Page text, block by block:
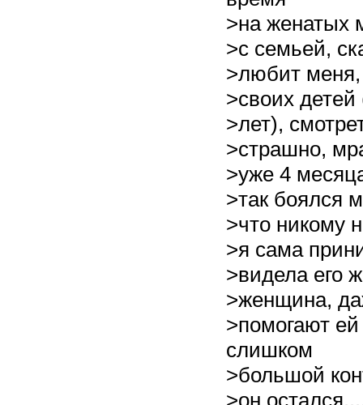
>на женатых
>с семьей,
>любит меня,
>своих
>лет),
>страшно,
>уже 4
>так боялся
>что никому
>я сама
>видела его
>женщина,
>помогают ей
слишком
>большой